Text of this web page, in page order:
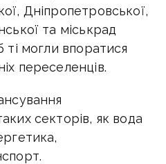
Дніпропетровської,
та міськрад
ті могли впоратися
переселенців.
секторів, як вода